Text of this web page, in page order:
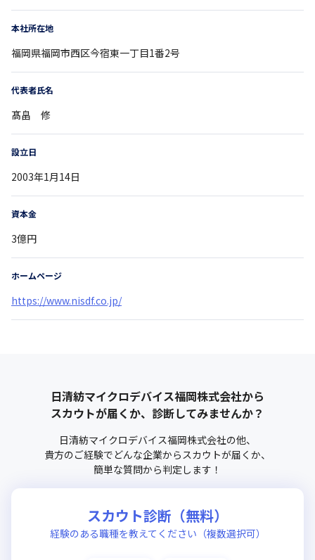
本社所在地
福岡県福岡市西区今宿東一丁目1番2号
代表者氏名
髙畠 修
設立日
2003年1月14日
資本金
3億円
ホームページ
https://www.nisdf.co.jp/
日清紡マイクロデバイス福岡株式会社から
スカウトが届くか、診断してみませんか？
日清紡マイクロデバイス福岡株式会社の他、
貴方のご経験でどんな企業からスカウトが届くか、
簡単な質問から判定します！
スカウト診断（無料）
経験のある職種を教えてください（複数選択可）